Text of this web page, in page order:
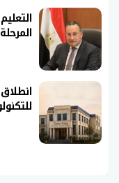
المرحلة